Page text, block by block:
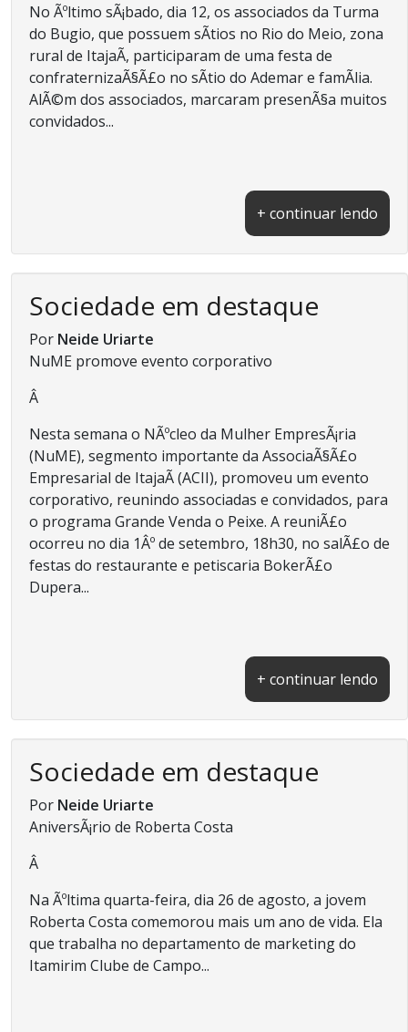
No Ãºltimo sÃ¡bado, dia 12, os associados da Turma
do Bugio, que possuem sÃ­tios no Rio do Meio, zona
rural de ItajaÃ­, participaram de uma festa de
confraternizaÃ§Ã£o no sÃ­tio do Ademar e famÃ­lia.
AlÃ©m dos associados, marcaram presenÃ§a muitos
convidados...
+ continuar lendo
Sociedade em destaque
Por Neide Uriarte
NuME promove evento corporativo
Â
Nesta semana o NÃºcleo da Mulher EmpresÃ¡ria
(NuME), segmento importante da AssociaÃ§Ã£o
Empresarial de ItajaÃ­ (ACII), promoveu um evento
corporativo, reunindo associadas e convidados, para
o programa Grande Venda o Peixe. A reuniÃ£o
ocorreu no dia 1Âº de setembro, 18h30, no salÃ£o de
festas do restaurante e petiscaria BokerÃ£o
Dupera...
+ continuar lendo
Sociedade em destaque
Por Neide Uriarte
AniversÃ¡rio de Roberta Costa
Â
Na Ãºltima quarta-feira, dia 26 de agosto, a jovem
Roberta Costa comemorou mais um ano de vida. Ela
que trabalha no departamento de marketing do
Itamirim Clube de Campo...